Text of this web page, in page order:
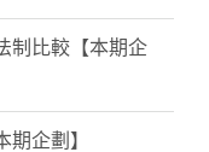
制比較【本期企
企劃】